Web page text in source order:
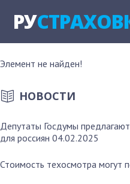
РУ
Элемент не найден!
НОВОСТИ
Депутаты Госдумы
для россиян 04.02.2025
Стоимость техосмотра могут